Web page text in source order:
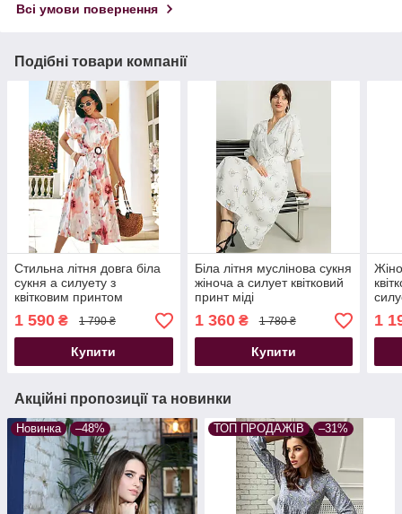
Всі умови повернення
Подібні товари компанії
Стильна літня довга біла
сукня а силуету з
квітковим принтом
1 590 ₴ 1 790 ₴
Купити
Біла літня муслінова сукня
жіноча а силует квітковий
принт міді
1 360₴ 1 780 ₴
Купити
1
Акційні пропозиції та новинки
Новинка –48% ТОП ПРОДАЖІВ –31%